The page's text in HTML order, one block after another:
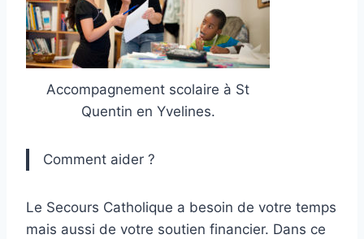
Accompagnement scolaire à St
Quentin en Yvelines.
Comment aider ?
Le Secours Catholique a besoin de votre temps
mais aussi de votre soutien financier. Dans ce